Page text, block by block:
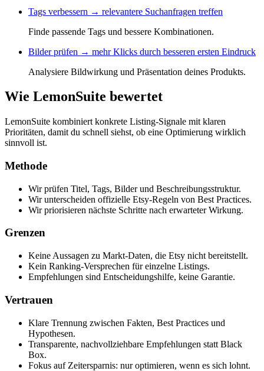
Tags verbessern → relevantere Suchanfragen treffen
Finde passende Tags und bessere Kombinationen.
Bilder prüfen → mehr Klicks durch besseren ersten Eindruck
Analysiere Bildwirkung und Präsentation deines Produkts.
Wie LemonSuite bewertet
LemonSuite kombiniert konkrete Listing-Signale mit klaren
Prioritäten, damit du schnell siehst, ob eine Optimierung wirklich
sinnvoll ist.
Methode
Wir prüfen Titel, Tags, Bilder und Beschreibungsstruktur.
Wir unterscheiden offizielle Etsy-Regeln von Best Practices.
Wir priorisieren nächste Schritte nach erwarteter Wirkung.
Grenzen
Keine Aussagen zu Markt-Daten, die Etsy nicht bereitstellt.
Kein Ranking-Versprechen für einzelne Listings.
Empfehlungen sind Entscheidungshilfe, keine Garantie.
Vertrauen
Klare Trennung zwischen Fakten, Best Practices und
Hypothesen.
Transparente, nachvollziehbare Empfehlungen statt Black
Box.
Fokus auf Zeitersparnis: nur optimieren, wenn es sich lohnt.